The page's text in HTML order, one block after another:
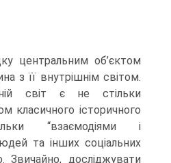
центральним об’єктом
з її внутрішнім світом.
світ є не стільки
класичного історичного
“взаємодіями і
та інших соціальних
Звичайно, досліджувати